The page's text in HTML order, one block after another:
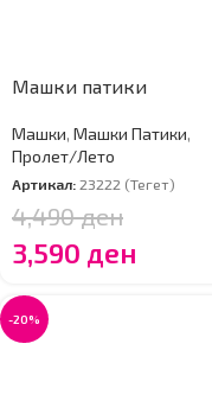
Машки патики
Машки, Машки Патики,
Пролет/Лето
Артикал:23222 (Тегет)
4,490ден
3,590 ден
-20%